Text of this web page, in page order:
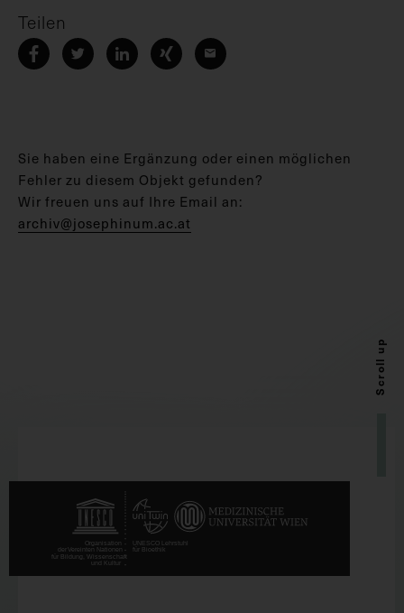
Teilen
Sie haben eine Ergänzung oder einen möglichen
Fehler zu diesem Objekt gefunden?
Wir freuen uns auf Ihre Email an:
archiv@josephinum.ac.at
Scroll up